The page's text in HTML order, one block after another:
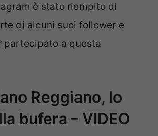
è stato riempito di
di alcuni suoi follower e
partecipato a questa
Reggiano, lo
bufera – VIDEO